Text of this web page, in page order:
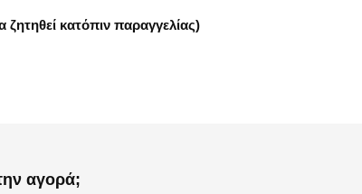
κατόπιν παραγγελίας)
αγορά;